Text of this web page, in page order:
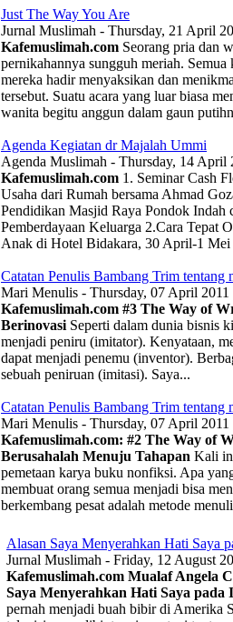
Just The Way You Are
Jurnal Muslimah - Thursday, 21 April
Kafemuslimah.com Seorang pria dan
pernikahannya sungguh meriah.
mereka hadir menyaksikan dan
tersebut. Suatu acara yang luar biasa
wanita begitu anggun dalam gaun
Agenda Kegiatan dr Majalah Ummi
Agenda Muslimah - Thursday, 14 April
Kafemuslimah.com 1. Seminar Cash
Usaha dari Rumah bersama Ahmad
Pendidikan Masjid Raya Pondok Indah
Pemberdayaan Keluarga 2.Cara Tepat
Anak di Hotel Bidakara, 30 April-1
Catatan Penulis Bambang Trim tentang
Mari Menulis - Thursday, 07 April 2011
Kafemuslimah.com #3 The Way of
Berinovasi Seperti dalam dunia bisnis
menjadi peniru (imitator). Kenyataan,
dapat menjadi penemu (inventor).
sebuah peniruan (imitasi). Saya...
Catatan Penulis Bambang Trim tentang
Mari Menulis - Thursday, 07 April 2011
Kafemuslimah.com: #2 The Way of
Berusahalah Menuju Tahapan Kali
pemetaan karya buku nonfiksi. Apa
membuat orang semua menjadi bisa
berkembang pesat adalah metode
Alasan Saya Menyerahkan Hati Saya
Jurnal Muslimah - Friday, 12 August
Kafemuslimah.com Mualaf Angela
Saya Menyerahkan Hati Saya pada
pernah menjadi buah bibir di Amerika